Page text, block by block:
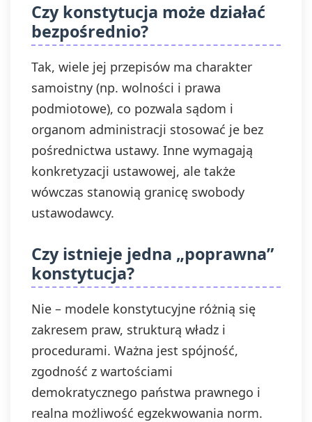
Czy konstytucja może działać
bezpośrednio?
Tak, wiele jej przepisów ma charakter
samoistny (np. wolności i prawa
podmiotowe), co pozwala sądom i
organom administracji stosować je bez
pośrednictwa ustawy. Inne wymagają
konkretyzacji ustawowej, ale także
wówczas stanowią granicę swobody
ustawodawcy.
Czy istnieje jedna „poprawna”
konstytucja?
Nie – modele konstytucyjne różnią się
zakresem praw, strukturą władz i
procedurami. Ważna jest spójność,
zgodność z wartościami
demokratycznego państwa prawnego i
realna możliwość egzekwowania norm.